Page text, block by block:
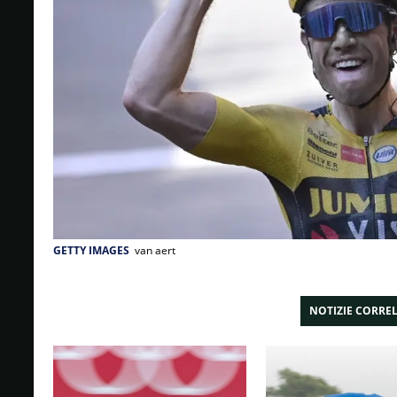
GETTY IMAGES van aert
NOTIZIE